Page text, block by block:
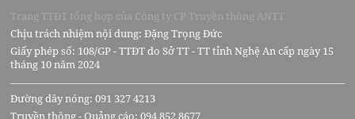
Trang TTĐT tổng hợp của Công ty CP Truyền thông ANTT
Chịu trách nhiệm nội dung: Đặng Trọng Đức
Giấy phép số: 108/GP - TTĐT do Sở TT - TT tỉnh Nghệ An cấp ngày 15
tháng 10 năm 2024
Đường dây nóng: 091 327 4213
Truyền thông - Quảng cáo: 094 852 8677